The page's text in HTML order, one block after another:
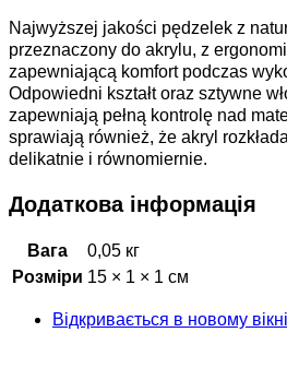
Najwyższej jakości pędzelek z
przeznaczony do akrylu, z
zapewniającą komfort podczas
Odpowiedni kształt oraz sztywne
zapewniają pełną kontrolę nad
sprawiają również, że akryl
delikatnie i równomiernie.
Додаткова інформація
Вага
0,05 кг
Розміри 15 × 1 × 1 см
Відкривається в новому вікні